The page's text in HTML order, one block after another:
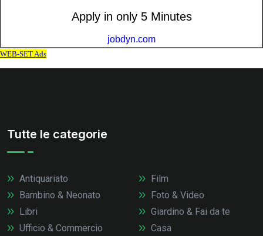
Tutte le categorie
Antiquariato
Bambino & Neonato
Libri
Ufficio & Commercio
Film
Foto & Video
Giardino & Fai da te
Casa